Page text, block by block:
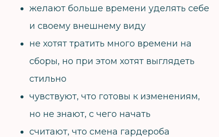
желают больше времени уделять себе
и своему внешнему виду
не хотят тратить много времени на
сборы, но при этом хотят выглядеть
стильно
чувствуют, что готовы к изменениям,
но не знают, с чего начать
считают, что смена гардероба